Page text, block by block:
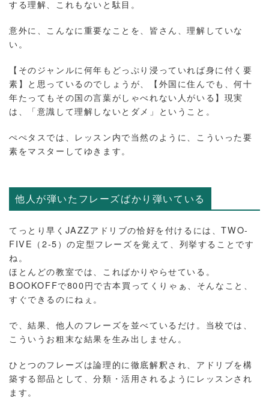
する理解、これもないと駄目。
意外に、こんなに重要なことを、皆さん、理解していな
い。
【そのジャンルに何年もどっぷり浸っていれば身に付く要
素】と思っているのでしょうが、【外国に住んでも、何十
年たってもその国の言葉がしゃべれない人がいる】現実
は、「意識して理解しないとダメ」ということ。
ぺぺタスでは、レッスン内で当然のように、こういった要
素をマスターしてゆきます。
他人が弾いたフレーズばかり弾いている
てっとり早くJAZZアドリブの恰好を付けるには、TWO-
FIVE（2-5）の定型フレーズを覚えて、列挙することです
ね。
ほとんどの教室では、こればかりやらせている。
BOOKOFFで800円で古本買ってくりゃぁ、そんなこと、
すぐできるのにねぇ。
で、結果、他人のフレーズを並べているだけ。当校では、
こういうお粗末な結果を生み出しません。
ひとつのフレーズは論理的に徹底解釈され、アドリブを構
築する部品として、分類・活用されるようにレッスンされ
ます。